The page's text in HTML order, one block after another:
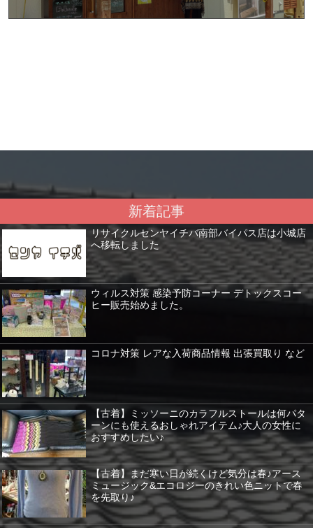
新着記事
リサイクルセンヤイチバ南部バイパス店は小城店
へ移転しました
ウィルス対策 感染予防コーナー デトックスコー
ヒー販売始めました。
コロナ対策 レアな入荷商品情報 出張買取り など
【古着】ミッソーニのカラフルストールは何パタ
ーンにも使えるおしゃれアイテム♪大人の女性に
おすすめしたい♪
【古着】まだ寒い日が続くけど気分は春♪アース
ミュージック&エコロジーのきれい色ニットで春
を先取り♪